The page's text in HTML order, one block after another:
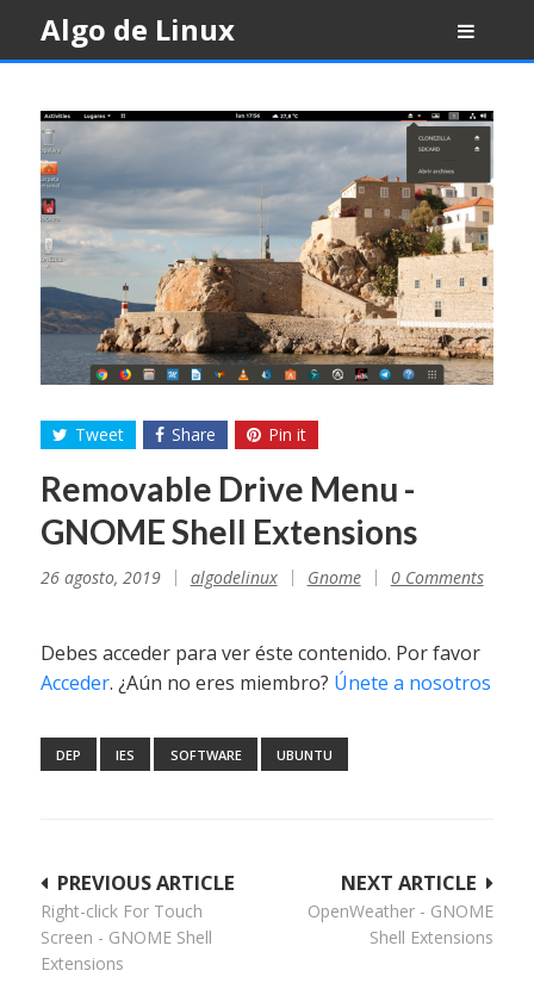
content
Algo de Linux
Tweet Share Pin it
Removable Drive Menu -
GNOME Shell Extensions
26 agosto, 2019 algodelinux Gnome 0 Comments
Debes acceder para ver éste contenido. Por favor
Acceder. ¿Aún no eres miembro? Únete a nosotros
DEP IES SOFTWARE UBUNTU
Navegación
de
entradas
NEXT ARTICLE
OpenWeather - GNOME
Shell Extensions
PREVIOUS ARTICLE
Right-click For Touch
Screen - GNOME Shell
Extensions